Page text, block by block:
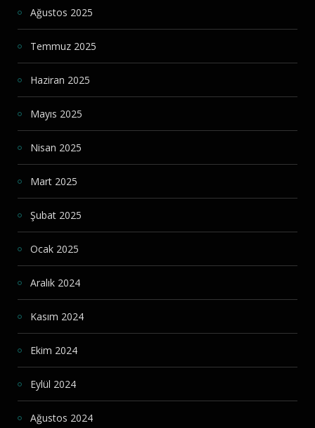
Ağustos 2025
Temmuz 2025
Haziran 2025
Mayıs 2025
Nisan 2025
Mart 2025
Şubat 2025
Ocak 2025
Aralık 2024
Kasım 2024
Ekim 2024
Eylül 2024
Ağustos 2024